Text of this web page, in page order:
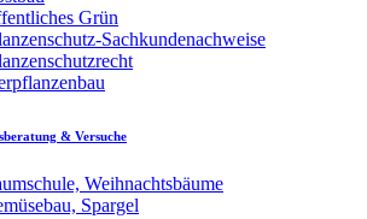
Grün
Sachkundenachweise
& Versuche
Weihnachtsbäume
Spargel